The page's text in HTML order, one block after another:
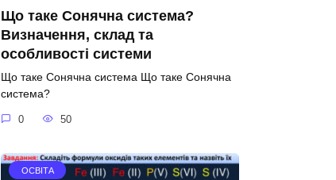
Що таке Сонячна система?
Визначення, склад та
особливості системи
Що таке Сонячна система Що таке Сонячна
система?
0 50
ОСВІТА